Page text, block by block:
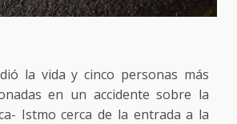
la vida y cinco personas más
en un accidente sobre la
Istmo cerca de la entrada a la